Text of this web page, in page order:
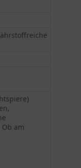
am